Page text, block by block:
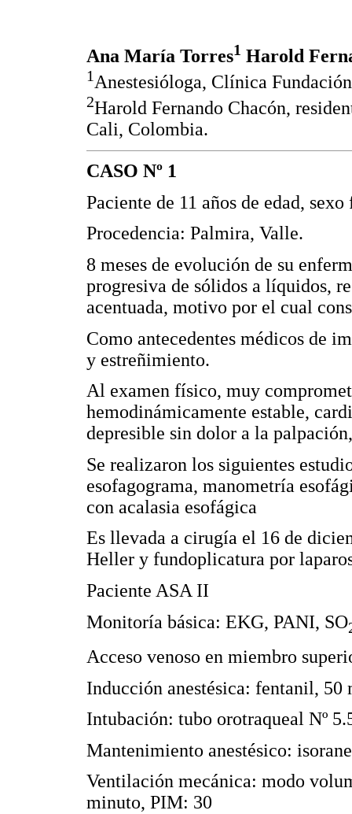
Ana María Torres1 Harold
1 Anestesióloga, Clínica
2Harold Fernando Chacón,
Cali, Colombia.
CASO Nº 1
Paciente de 11 años de edad,
Procedencia: Palmira, Valle.
8 meses de evolución de su
progresiva de sólidos a líquidos,
acentuada, motivo por el cual
Como antecedentes médicos de
y estreñimiento.
Al examen físico, muy
hemodinámicamente estable,
depresible sin dolor a la
Se realizaron los siguientes
esofagograma, manometría
con acalasia esofágica
Es llevada a cirugía el 16 de
Heller y fundoplicatura por
Paciente ASA II
Monitoría básica: EKG, PANI, SO
Acceso venoso en miembro
Inducción anestésica: fentanil,
Intubación: tubo orotraqueal Nº
Mantenimiento anestésico: isorane
Ventilación mecánica: modo
minuto, PIM: 30